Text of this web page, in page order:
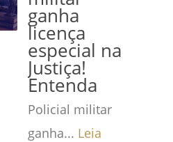
ganha
licença
especial na
Justiça!
Entenda
Policial militar
ganha... Leia